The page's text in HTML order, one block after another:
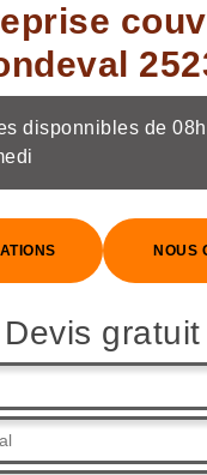
disponnibles de
NOUS
Devis gratuit